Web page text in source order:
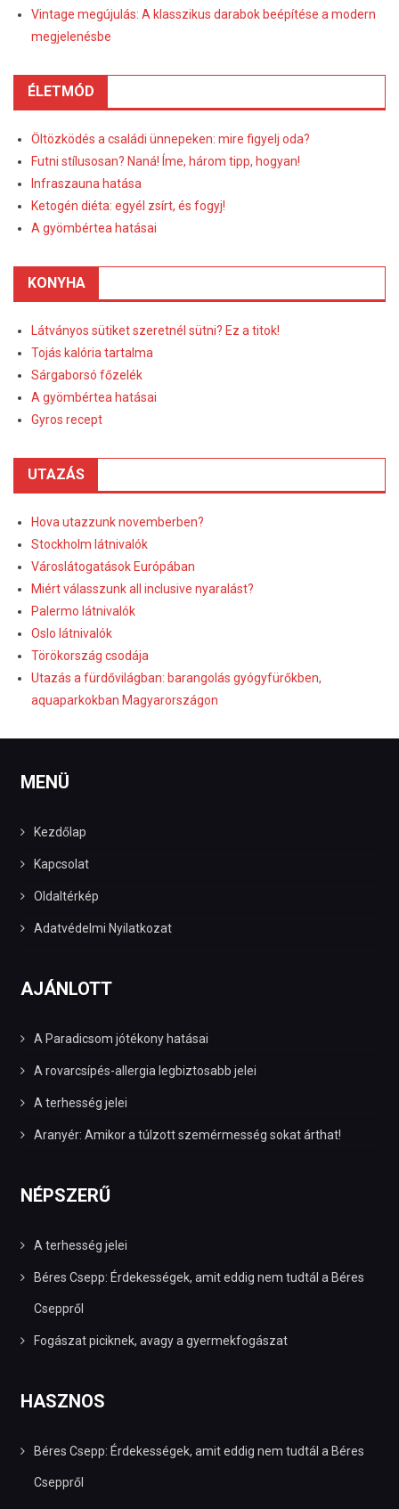
Vintage megújulás: A klasszikus darabok beépítése a modern
megjelenésbe
ÉLETMÓD
Öltözködés a családi ünnepeken: mire figyelj oda?
Futni stílusosan? Naná! Íme, három tipp, hogyan!
Infraszauna hatása
Ketogén diéta: egyél zsírt, és fogyj!
A gyömbértea hatásai
KONYHA
Látványos sütiket szeretnél sütni? Ez a titok!
Tojás kalória tartalma
Sárgaborsó főzelék
A gyömbértea hatásai
Gyros recept
UTAZÁS
Hova utazzunk novemberben?
Stockholm látnivalók
Városlátogatások Európában
Miért válasszunk all inclusive nyaralást?
Palermo látnivalók
Oslo látnivalók
Törökország csodája
Utazás a fürdővilágban: barangolás gyógyfürőkben,
aquaparkokban Magyarországon
MENÜ
Kezdőlap
Kapcsolat
Oldaltérkép
Adatvédelmi Nyilatkozat
AJÁNLOTT
A Paradicsom jótékony hatásai
A rovarcsípés-allergia legbiztosabb jelei
A terhesség jelei
Aranyér: Amikor a túlzott szemérmesség sokat árthat!
NÉPSZERŰ
A terhesség jelei
Béres Csepp: Érdekességek, amit eddig nem tudtál a Béres
Cseppről
Fogászat piciknek, avagy a gyermekfogászat
HASZNOS
Béres Csepp: Érdekességek, amit eddig nem tudtál a Béres
Cseppről